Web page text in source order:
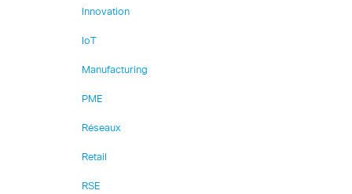
Innovation
IoT
Manufacturing
PME
Réseaux
Retail
RSE